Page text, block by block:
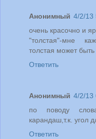
Анонимный 4/2/13
очень красочно и
"толстая"-мне
толстая может
Ответить
Анонимный 4/2/13
по поводу
карандаш,т.к. угол
Ответить